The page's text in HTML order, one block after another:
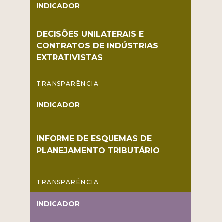
INDICADOR
DECISÕES UNILATERAIS E
CONTRATOS DE INDÚSTRIAS
EXTRATIVISTAS
TRANSPARÊNCIA
INDICADOR
INFORME DE ESQUEMAS DE
PLANEJAMENTO TRIBUTÁRIO
TRANSPARÊNCIA
INDICADOR